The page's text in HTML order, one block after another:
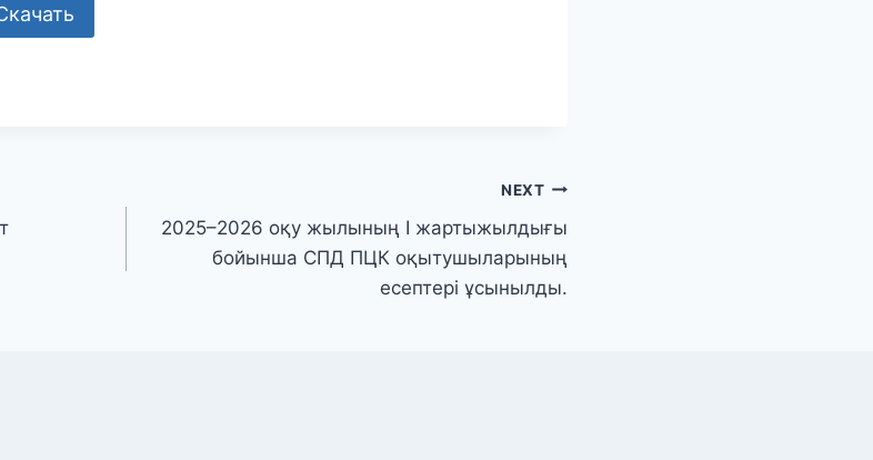
NEXT
2025–2026 оқу жылының I жартыжылдығы
бойынша СПД ПЦК оқытушыларының
есептері ұсынылды.